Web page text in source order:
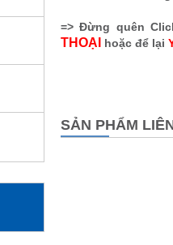
=> Đừng quên
THOẠI
hoặc để lại
SẢN PHẨM